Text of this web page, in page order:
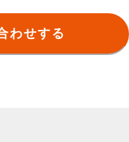
わせする